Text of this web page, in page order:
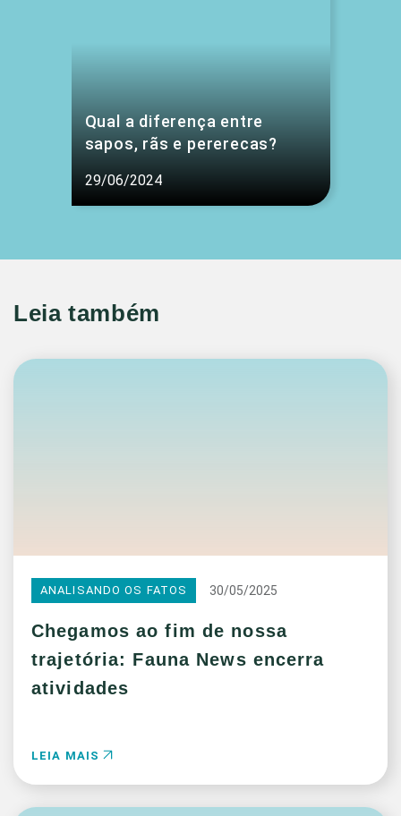
Qual a diferença entre
sapos, rãs e pererecas?
29/06/2024
Leia também
ANALISANDO OS FATOS 30/05/2025
Chegamos ao fim de nossa
trajetória: Fauna News encerra
atividades
LEIA MAIS